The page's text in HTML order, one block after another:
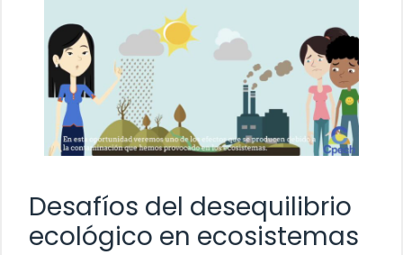
Desafíos del desequilibrio
ecológico en ecosistemas